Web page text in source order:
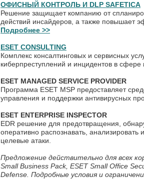
ОФИСНЫЙ КОНТРОЛЬ И DLP SAFETICA
Решение защищает компанию от
действий инсайдеров, а также повышает
Подробнее >>
ESET CONSULTING
Комплекс консалтинговых и сервисных
киберпреступлений и инцидентов в
ESET MANAGED SERVICE PROVIDER
Программа ESET MSP предоставляет
управления и поддержки антивирусных
ESET ENTERPRISE INSPECTOR
EDR решение для предотвращения,
оперативно распознавать, анализировать
целевые атаки.
Предложение действительно для всех
Small Business Pack, ESET Small Office
Defense. Подробные условия и